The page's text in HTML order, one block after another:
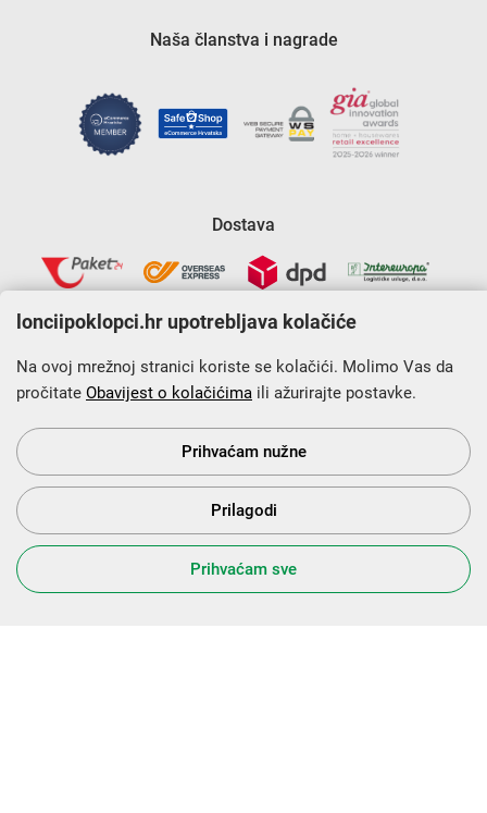
Naša članstva i nagrade
Dostava
Krajnji primatelj financijskog instrumenta sufinanciranog iz
Europskog fonda za regionalni razvoj u sklopu Operativnog
programa „Konkurentnost i kohezija”.
s Vama od 2014. godine!
lonciipoklopci.hr upotrebljava kolačiće
Na ovoj mrežnoj stranici koriste se kolačići. Molimo Vas da
pročitate Obavijest o kolačićima ili ažurirajte postavke.
Prihvaćam nužne
Prilagodi
Prihvaćam sve